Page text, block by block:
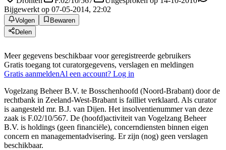
Bijgewerkt op 07-05-2014, 22:02
Volgen
Bewaren
Delen
Meer gegevens beschikbaar voor geregistreerde gebruikers
Gratis toegang tot curatorgegevens, verslagen en meldingen
Gratis aanmeldenAl een account? Log in
Vogelzang Beheer B.V. te Bosschenhoofd (Noord-Brabant) door de
rechtbank in Zeeland-West-Brabant is failliet verklaard. Als curator
is aangesteld mr. B.J. van Dijen. Het insolventienummer van deze
zaak is F.02/10/567. De (hoofd)activiteit van Vogelzang Beheer
B.V. is holdings (geen financiële), concerndiensten binnen eigen
concern en managementadvisering. Er zijn (nog) geen verslagen
beschikbaar.